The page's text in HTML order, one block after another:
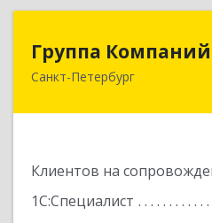
Группа
Санкт-Петербург
Клиентов на
1С:Специалист
Группа
195112, Санкт-